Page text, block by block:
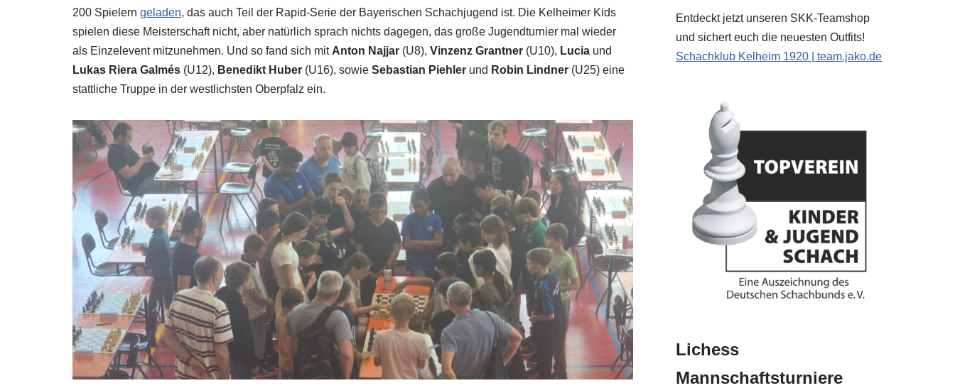
200 Spielern geladen, das auch Teil der Rapid-Serie der Bayerischen Schachjugend ist. Die Kelheimer Kids
spielen diese Meisterschaft nicht, aber natürlich sprach nichts dagegen, das große Jugendturnier mal wieder
als Einzelevent mitzunehmen. Und so fand sich mit Anton Najjar (U8), Vinzenz Grantner (U10), Lucia und
Lukas Riera Galmés (U12), Benedikt Huber (U16), sowie Sebastian Piehler und Robin Lindner (U25) eine
stattliche Truppe in der westlichsten Oberpfalz ein.
Entdeckt jetzt unseren SKK-Teamshop
und sichert euch die neuesten Outfits!
Schachklub Kelheim 1920 | team.jako.de
Lichess
Mannschaftsturniere